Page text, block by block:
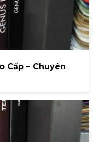
Cấp – Chuyên